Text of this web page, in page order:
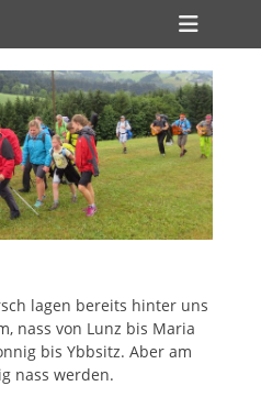
lagen bereits hinter uns
nass von Lunz bis Maria
bis Ybbsitz. Aber am
nass werden.